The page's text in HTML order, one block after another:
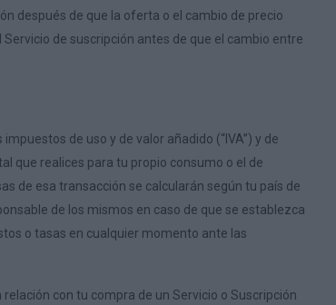
después de que la oferta o el cambio de precio
de suscripción antes de que el cambio entre
de uso y de valor añadido (“IVA”) y de
que realices para tu propio consumo o el de
de esa transacción se calcularán según tu país de
de los mismos en caso de que se establezca
o tasas en cualquier momento ante las
con tu compra de un Servicio o Suscripción